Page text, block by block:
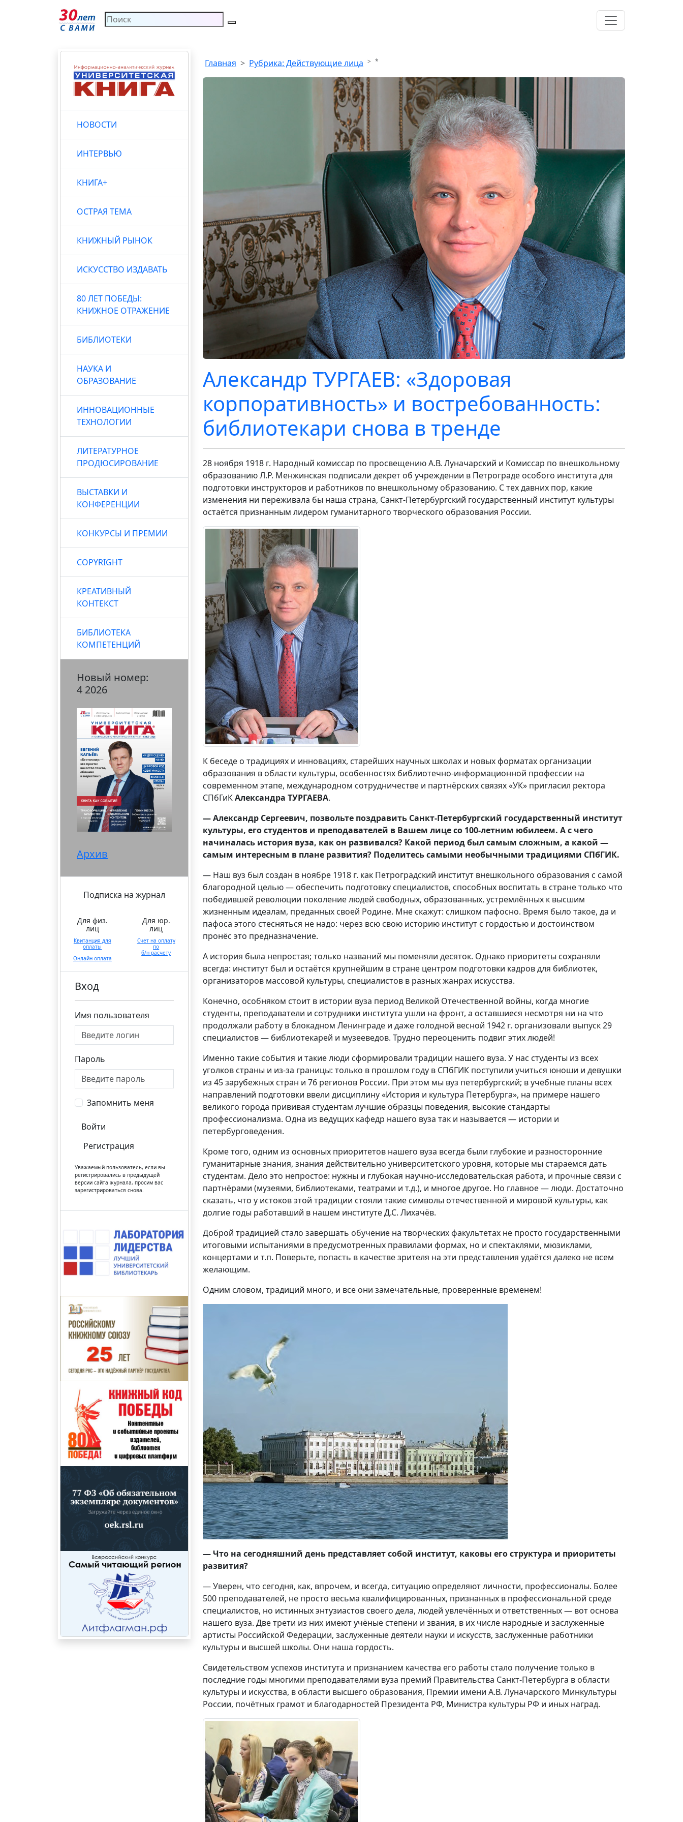
НОВОСТИ
ИНТЕРВЬЮ
КНИГА+
ОСТРАЯ ТЕМА
КНИЖНЫЙ РЫНОК
ИСКУССТВО ИЗДАВАТЬ
80 ЛЕТ ПОБЕДЫ:
КНИЖНОЕ ОТРАЖЕНИЕ
БИБЛИОТЕКИ
НАУКА И
ОБРАЗОВАНИЕ
ИННОВАЦИОННЫЕ
ТЕХНОЛОГИИ
ЛИТЕРАТУРНОЕ
ПРОДЮСИРОВАНИЕ
ВЫСТАВКИ И
КОНФЕРЕНЦИИ
КОНКУРСЫ И ПРЕМИИ
COPYRIGHT
КРЕАТИВНЫЙ
КОНТЕКСТ
БИБЛИОТЕКА
КОМПЕТЕНЦИЙ
Новый номер:
4 2026
Архив
Подписка на журнал
Для физ.
лиц
Квитанция для
оплаты
Онлайн оплата
Для юр.
лиц
Счет на оплату
по
б/н расчету
Вход
Имя пользователя
Пароль
Запомнить меня
Войти
Регистрация
Уважаемый пользователь, если вы
регистрировались в предыдущей
версии сайта журнала, просим вас
зарегистрироваться снова.
Главная Рубрика: Действующие лица *
Александр ТУРГАЕВ: «Здоровая
корпоративность» и востребованность:
библиотекари снова в тренде
28 ноября 1918 г. Народный комиссар по просвещению А.В. Луначарский и Комиссар по внешкольному
образованию Л.Р. Менжинская подписали декрет об учреждении в Петрограде особого института для
подготовки инструкторов и работников по внешкольному образованию. С тех давних пор, какие
изменения ни переживала бы наша страна, Санкт-Петербургский государственный институт культуры
остаётся признанным лидером гуманитарного творческого образования России.
К беседе о традициях и инновациях, старейших научных школах и новых форматах организации
образования в области культуры, особенностях библиотечно-информационной профессии на
современном этапе, международном сотрудничестве и партнёрских связях «УК» пригласил ректора
СПбГиКАлександра ТУРГАЕВА.
— Александр Сергеевич, позвольте поздравить Санкт-Петербургский государственный институт
культуры, его студентов и преподавателей в Вашем лице со 100-летним юбилеем. А с чего
начиналась история вуза, как он развивался? Какой период был самым сложным, а какой —
самым интересным в плане развития? Поделитесь самыми необычными традициями СПбГИК.
— Наш вуз был создан в ноябре 1918 г. как Петроградский институт внешкольного образования с самой
благородной целью — обеспечить подготовку специалистов, способных воспитать в стране только что
победившей революции поколение людей свободных, образованных, устремлённых к высшим
жизненным идеалам, преданных своей Родине. Мне скажут: слишком пафосно. Время было такое, да и
пафоса этого стесняться не надо: через всю свою историю институт с гордостью и достоинством
пронёс это предназначение.
А история была непростая; только названий мы поменяли десяток. Однако приоритеты сохраняли
всегда: институт был и остаётся крупнейшим в стране центром подготовки кадров для библиотек,
организаторов массовой культуры, специалистов в разных жанрах искусства.
Конечно, особняком стоит в истории вуза период Великой Отечественной войны, когда многие
студенты, преподаватели и сотрудники института ушли на фронт, а оставшиеся несмотря ни на что
продолжали работу в блокадном Ленинграде и даже голодной весной 1942 г. организовали выпуск 29
специалистов — библиотекарей и музееведов. Трудно переоценить подвиг этих людей!
Именно такие события и такие люди сформировали традиции нашего вуза. У нас студенты из всех
уголков страны и из-за границы: только в прошлом году в СПбГИК поступили учиться юноши и девушки
из 45 зарубежных стран и 76 регионов России. При этом мы вуз петербургский; в учебные планы всех
направлений подготовки ввели дисциплину «История и культура Петербурга», на примере нашего
великого города прививая студентам лучшие образцы поведения, высокие стандарты
профессионализма. Одна из ведущих кафедр нашего вуза так и называется — истории и
петербурговедения.
Кроме того, одним из основных приоритетов нашего вуза всегда были глубокие и разносторонние
гуманитарные знания, знания действительно университетского уровня, которые мы стараемся дать
студентам. Дело это непростое: нужны и глубокая научно-исследовательская работа, и прочные связи с
партнёрами (музеями, библиотеками, театрами и т.д.), и многое другое. Но главное — люди. Достаточно
сказать, что у истоков этой традиции стояли такие символы отечественной и мировой культуры, как
долгие годы работавший в нашем институте Д.С. Лихачёв.
Доброй традицией стало завершать обучение на творческих факультетах не просто государственными
итоговыми испытаниями в предусмотренных правилами формах, но и спектаклями, мюзиклами,
концертами и т.п. Поверьте, попасть в качестве зрителя на эти представления удаётся далеко не всем
желающим.
Одним словом, традиций много, и все они замечательные, проверенные временем!
— Что на сегодняшний день представляет собой институт, каковы его структура и приоритеты
развития?
— Уверен, что сегодня, как, впрочем, и всегда, ситуацию определяют личности, профессионалы. Более
500 преподавателей, не просто весьма квалифицированных, признанных в профессиональной среде
специалистов, но истинных энтузиастов своего дела, людей увлечённых и ответственных — вот основа
нашего вуза. Две трети из них имеют учёные степени и звания, в их числе народные и заслуженные
артисты Российской Федерации, заслуженные деятели науки и искусств, заслуженные работники
культуры и высшей школы. Они наша гордость.
Свидетельством успехов института и признанием качества его работы стало получение только в
последние годы многими преподавателями вуза премий Правительства Санкт-Петербурга в области
культуры и искусства, в области высшего образования, Премии имени А.В. Луначарского Минкультуры
России, почётных грамот и благодарностей Президента РФ, Министра культуры РФ и иных наград.